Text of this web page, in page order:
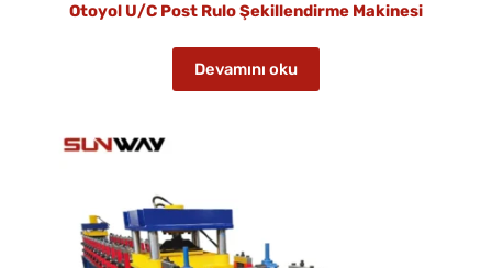
Otoyol U/C Post Rulo Şekillendirme Makinesi
Devamını oku